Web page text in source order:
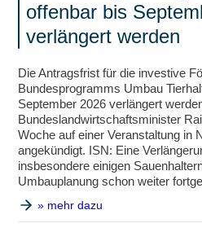
offenbar bis
verlängert werden
Die Antragsfrist für die investive
Bundesprogramms Umbau
September 2026 verlängert
Bundeslandwirtschaftsminister
Woche auf einer Veranstaltung in
angekündigt. ISN: Eine
insbesondere einigen
Umbauplanung schon weiter
» mehr dazu